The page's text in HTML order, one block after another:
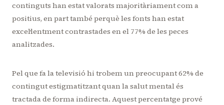
continguts han estat valorats majoritàriament com a
positius, en part també perquè les fonts han estat
excel·lentment contrastades en el 77% de les peces
analitzades.
Pel que fa la televisió hi trobem un preocupant 62% de
contingut estigmatitzant quan la salut mental és
tractada de forma indirecta. Aquest percentatge prové